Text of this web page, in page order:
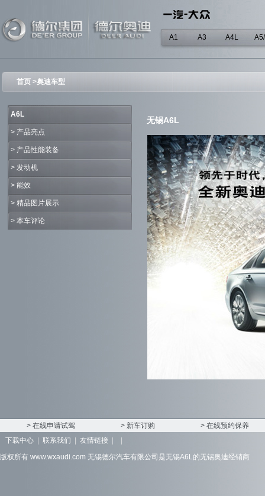
A1 A3 A4L
首页 >奥迪车型
A6L
> 产品亮点
> 产品性能装备
> 发动机
> 能效
> 精品图片展示
> 本车评论
无锡A6L
> 在线申请试驾 > 新车订购
> 在线预约保养
下载中心
联系我们 友情链接
版权所有 www.wxaudi.com 无锡德尔汽车有限公司 是无锡A6L的无锡奥迪经销商